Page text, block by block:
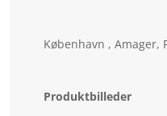
København , Amager,
Produktbilleder